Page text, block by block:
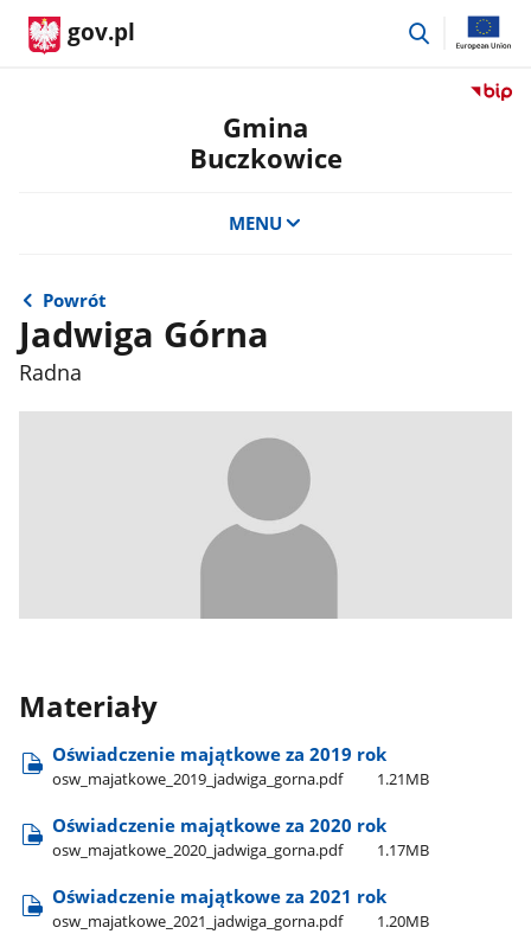
gov.pl
przejdź
Przejdź
Gmina
Buczkowice
MENU
Powrót
Jadwiga Górna
Radna
Materiały
Oświadczenie majątkowe za 2019 rok
osw​_majatkowe​_2019​_jadwiga​_gorna.pdf 1.21MB
Oświadczenie majątkowe za 2020 rok
osw​_majatkowe​_2020​_jadwiga​_gorna.pdf 1.17MB
Oświadczenie majątkowe za 2021 rok
osw​_majatkowe​_2021​_jadwiga​_gorna.pdf 1.20MB